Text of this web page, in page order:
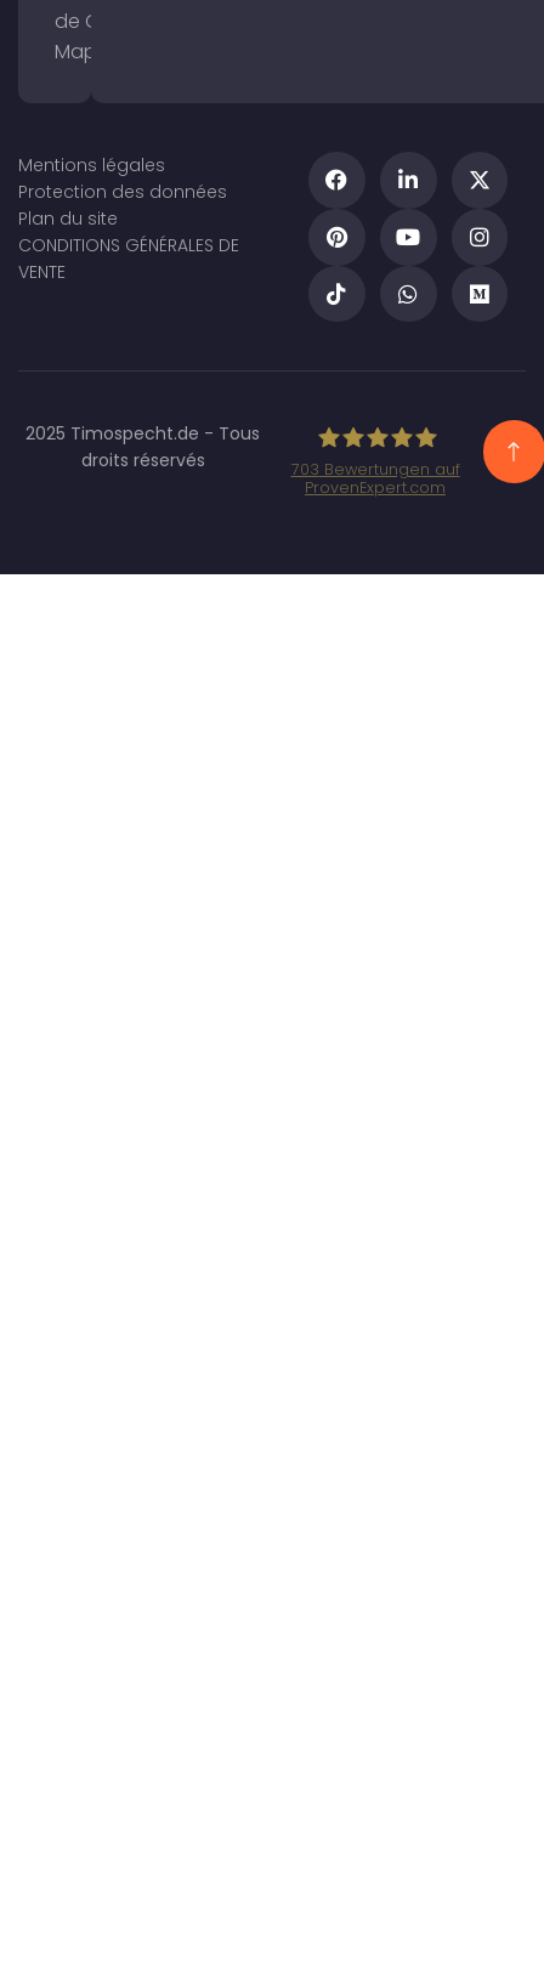
de Google
Maps
Mentions légales
Protection des données
Plan du site
CONDITIONS GÉNÉRALES DE
VENTE
2025 Timospecht.de - Tous
droits réservés
GmbH - SEO/SEA
703 Bewertungen auf
ProvenExpert.com